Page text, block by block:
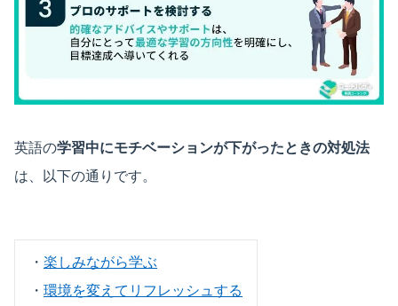
英語の学習中にモチベーションが下がったときの対処法
は、以下の通りです。
・ 楽しみながら学ぶ
・ 環境を変えてリフレッシュする